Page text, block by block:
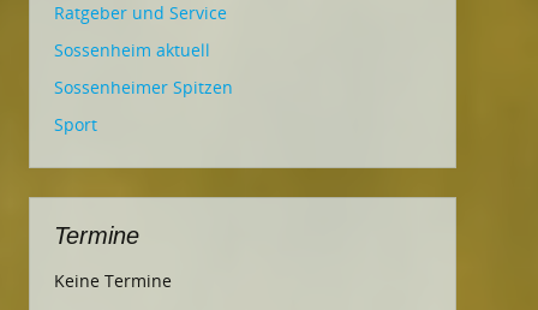
Ratgeber und Service
Sossenheim aktuell
Sossenheimer Spitzen
Sport
Termine
Keine Termine